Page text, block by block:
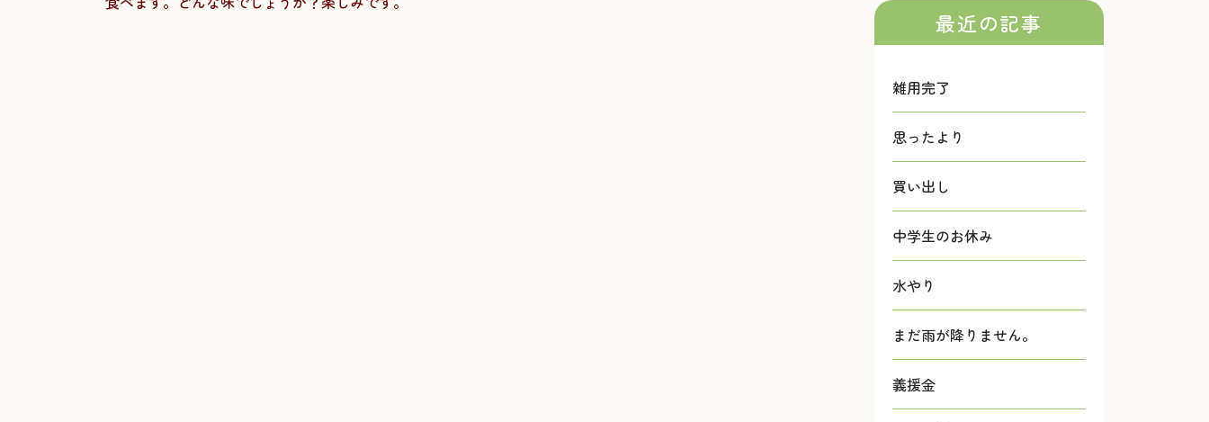
最近の記事
雑用完了
思ったより
買い出し
中学生のお休み
水やり
まだ雨が降りません。
義援金